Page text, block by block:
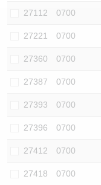
27112 0700
27221 0700
27360 0700
27387 0700
27393 0700
27396 0700
27412 0700
27418 0700
认股证文件及公告
牛熊证分析仪
牛熊证文件及公告
牛熊证文件及公告 (瑞信)
AH 股价对照
ADR
收市竞价变化